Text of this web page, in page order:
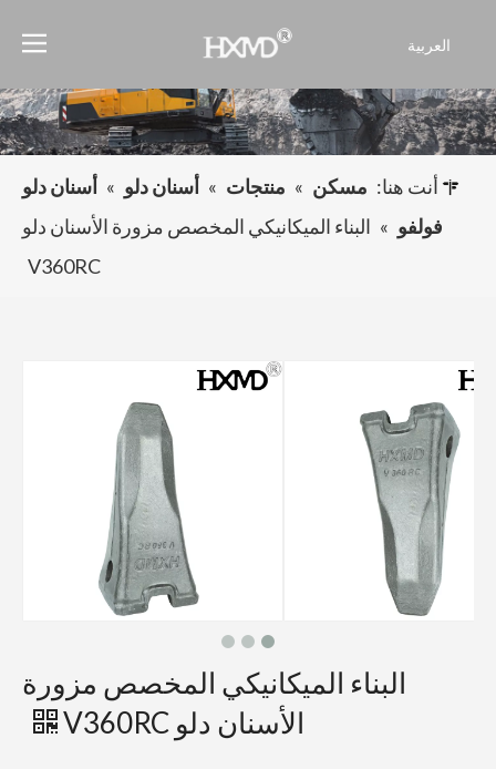
العربية
Français
Pусский
Español
أنت هنا: مسكن » منتجات » أسنان دلو » أسنان دلو
فولفو » البناء الميكانيكي المخصص مزورة الأسنان دلو
V360RC
البناء الميكانيكي المخصص مزورة
الأسنان دلو V360RC